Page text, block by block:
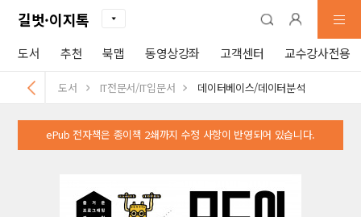
길벗·이지톡
도서 추천 북맵 동영상강좌 고객센터 교수강사전용
도서 IT전문서/IT입문서 데이터베이스/데이터분석
ePub 전자책은 종이책 2쇄까지 수정 사항이 반영되어 있습니다.